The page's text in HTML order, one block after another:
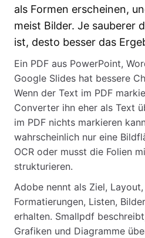
als Formen erscheinen,
meist Bilder. Je sauberer
ist, desto besser das
Ein PDF aus PowerPoint,
Google Slides hat bessere
Wenn der Text im PDF
Converter ihn eher als Text
im PDF nichts markieren
wahrscheinlich nur eine
OCR oder musst die Folien
strukturieren.
Adobe nennt als Ziel,
Formatierungen, Listen,
erhalten. Smallpdf
Grafiken und Diagramme